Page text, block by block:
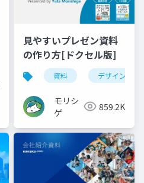
見やすいプレゼン資料
の作り方[ドクセル版]
資料 デザイン
モリシ
ゲ
859.2K